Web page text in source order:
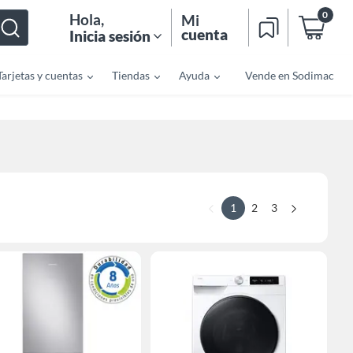
Hola,
Inicia sesión
Mi
cuenta
0
y cuentas Tiendas Ayuda Vende en Sodimac
1 2 3